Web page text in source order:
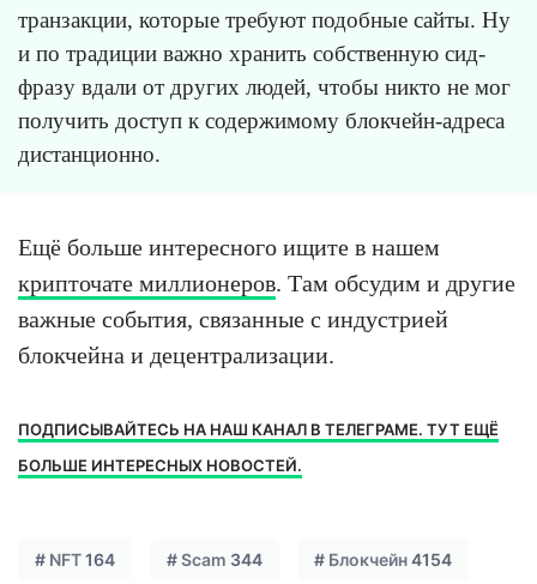
транзакции, которые требуют подобные сайты. Ну
и по традиции важно хранить собственную сид-
фразу вдали от других людей, чтобы никто не мог
получить доступ к содержимому блокчейн-адреса
дистанционно.
Ещё больше интересного ищите в нашем
крипточате миллионеров. Там обсудим и другие
важные события, связанные с индустрией
блокчейна и децентрализации.
ПОДПИСЫВАЙТЕСЬ НА НАШ КАНАЛ В ТЕЛЕГРАМЕ. ТУТ ЕЩЁ
БОЛЬШЕ ИНТЕРЕСНЫХ НОВОСТЕЙ.
# NFT164 #Scam 344 # Блокчейн4154